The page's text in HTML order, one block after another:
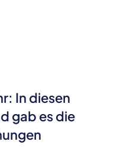
In diesen
gab es die